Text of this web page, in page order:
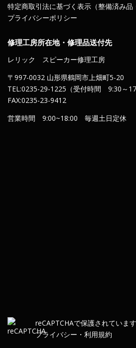
特定商取引法に基づく表示（整備済み品
プライバシーポリシー
修理工房所在地・修理品送付先
レリック スピーカー修理工房
〒997-0032 山形県鶴岡市上畑町5-20
TEL:0235-29-1225（受付時間 9:30～
FAX:0235-23-9412
営業時間 9:00~18:00 毎週土日定休
reCAPTCHAで保護されています
プライバシー ・ 利用規約